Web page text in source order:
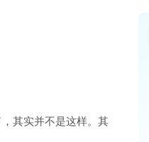
其实并不是这样。其